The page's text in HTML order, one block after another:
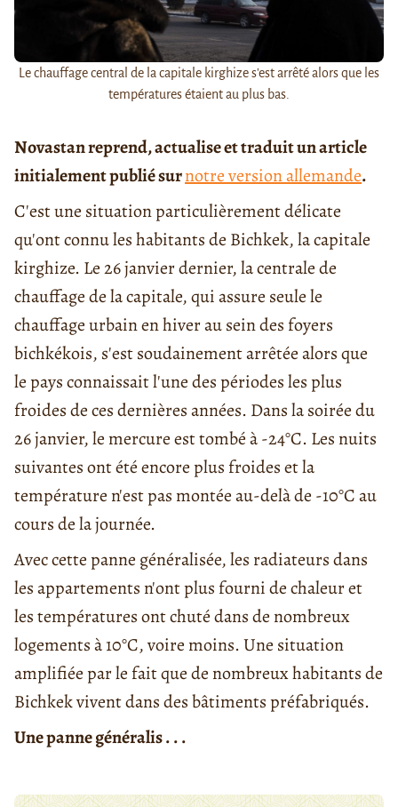
Le chauffage central de la capitale kirghize s'est arrêté alors que les
températures étaient au plus bas.
Novastan reprend, actualise et traduit un article
initialement publié surnotre version allemande.
C'est une situation particulièrement délicate
qu'ont connu les habitants de Bichkek, la capitale
kirghize. Le 26 janvier dernier, la centrale de
chauffage de la capitale, qui assure seule le
chauffage urbain en hiver au sein des foyers
bichkékois, s'est soudainement arrêtée alors que
le pays connaissait l'une des périodes les plus
froides de ces dernières années. Dans la soirée du
26 janvier, le mercure est tombé à -24°C. Les nuits
suivantes ont été encore plus froides et la
température n'est pas montée au-delà de -10°C au
cours de la journée.
Avec cette panne généralisée, les radiateurs dans
les appartements n'ont plus fourni de chaleur et
les températures ont chuté dans de nombreux
logements à 10°C, voire moins. Une situation
amplifiée par le fait que de nombreux habitants de
Bichkek vivent dans des bâtiments préfabriqués.
Une panne généralis . . .